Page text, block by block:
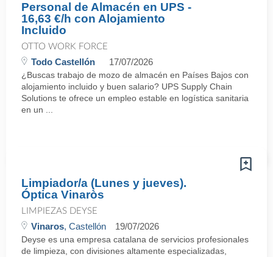
Personal de Almacén en UPS -
16,63 €/h con Alojamiento
Incluido
OTTO WORK FORCE
Todo Castellón 17/07/2026
¿Buscas trabajo de mozo de almacén en Países Bajos con
alojamiento incluido y buen salario? UPS Supply Chain
Solutions te ofrece un empleo estable en logística sanitaria
en un ...
Limpiador/a (Lunes y jueves).
Óptica Vinaròs
LIMPIEZAS DEYSE
Vinaros, Castellón 19/07/2026
Deyse es una empresa catalana de servicios profesionales
de limpieza, con divisiones altamente especializadas,